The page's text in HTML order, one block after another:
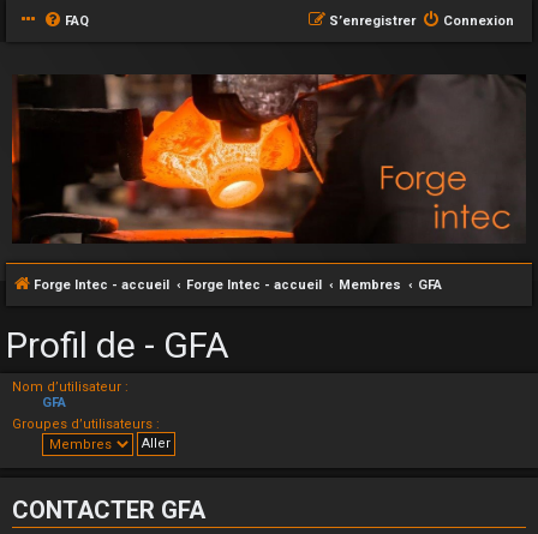
FAQ Connexion
S’enregistrer
Forge Intec - accueil Forge Intec - accueil Membres GFA
Profil de - GFA
Nom d’utilisateur :
GFA
Groupes d’utilisateurs :
CONTACTER GFA